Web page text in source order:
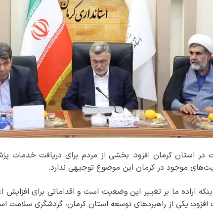
در استان کرمان افزود: بخشی از مردم برای دریافت خدمات
موجود در کرمان این موضوع توجیهی ندارد.
اراده ما بر تغییر این وضعیت است و اقداماتی برای
یکی از راهبردهای توسعه استان کرمان، گردشگری